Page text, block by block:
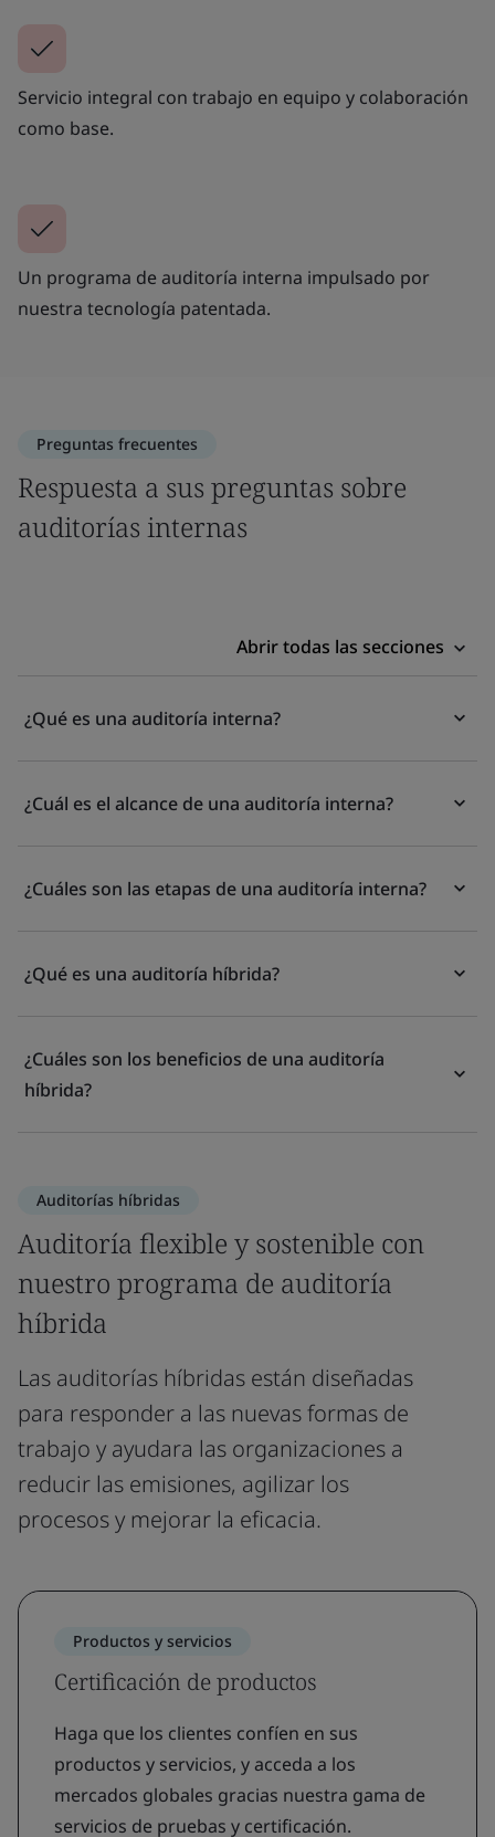
Servicio integral con trabajo en equipo y colaboración
como base.
Un programa de auditoría interna impulsado por
nuestra tecnología patentada.
Preguntas frecuentes
Respuesta a sus preguntas sobre
auditorías internas
Abrir todas las secciones
¿Qué es una auditoría interna?
¿Cuál es el alcance de una auditoría interna?
¿Cuáles son las etapas de una auditoría interna?
¿Qué es una auditoría híbrida?
¿Cuáles son los beneficios de una auditoría
híbrida?
Auditorías híbridas
Auditoría flexible y sostenible con
nuestro programa de auditoría
híbrida
Las auditorías híbridas están diseñadas
para responder a las nuevas formas de
trabajo y ayudara las organizaciones a
reducir las emisiones, agilizar los
procesos y mejorar la eficacia.
Productos y servicios
Certificación de productos
Haga que los clientes confíen en sus
productos y servicios, y acceda a los
mercados globales gracias nuestra gama de
servicios de pruebas y certificación.